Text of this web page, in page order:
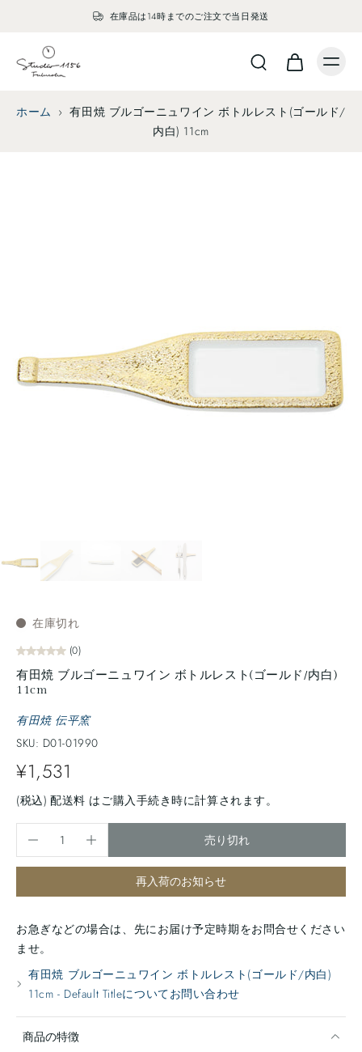
在庫品は14時までのご注文で当日発送
ホーム › 有田焼 ブルゴーニュワイン ボトルレスト(ゴールド/
内白) 11cm
在庫切れ
(0)
有田焼 ブルゴーニュワイン ボトルレスト(ゴールド/内白)
11cm
有田焼 伝平窯
SKU: D01-01990
¥1,531
(税込) 配送料 はご購入手続き時に計算されます。
売り切れ
再入荷のお知らせ
お急ぎなどの場合は、先にお届け予定時期をお問合せください
ませ。
有田焼 ブルゴーニュワイン ボトルレスト(ゴールド/内白)
11cm - Default Titleについてお問い合わせ
商品の特徴